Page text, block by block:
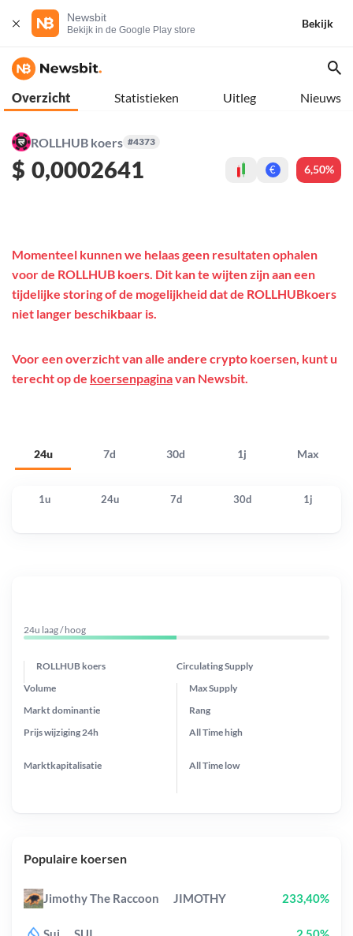
Newsbit
Bekijk in de Google Play store
Bekijk
Overzicht Statistieken Uitleg Nieuws
ROLLHUB koers #4373
$ 0,0002641 € 6,50%
24u 7d 30d 1j Max
Momenteel kunnen we helaas geen resultaten ophalen
voor de ROLLHUB koers. Dit kan te wijten zijn aan een
tijdelijke storing of de mogelijkheid dat de ROLLHUBkoers
niet langer beschikbaar is.
Voor een overzicht van alle andere crypto koersen, kunt u
terecht op de koersenpaginavan Newsbit.
1u 24u 7d 30d 1j
24u laag / hoog
ROLLHUB koers Circulating Supply
Prijs wijziging 24h
Max Supply
Markt dominantie
Marktkapitalisatie
Volume
Rang
All Timehigh
All Time low
Populaire koersen
Jimothy The Raccoon JIMOTHY 233,40%